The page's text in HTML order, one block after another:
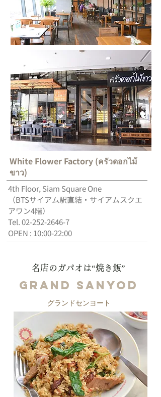
White Flower Factory (ครัวดอกไม้
ขาว)
4th Floor, Siam Square One
（BTSサイアム駅直結・サイアムスクエ
アワン4階）
Tel.02-252-2646-7
OPEN : 10:00-22:00
名店のガパオは“焼き飯”
Grand Sanyod
グランドセンヨート